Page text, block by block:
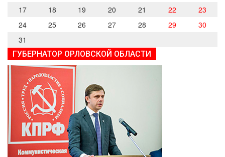
17
18 19 20 21 22
23
24
25 26 27 28 29
30
31
ГУБЕРНАТОР ОРЛОВСКОЙ ОБЛАСТИ